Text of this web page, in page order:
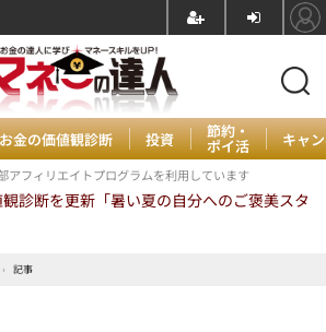
お金の価値観診断 投資 節約・
ポイ活 キャ
アフィリエイトプログラムを利用しています
診断を更新「暑い夏の自分へのご褒美スタ
› 記事